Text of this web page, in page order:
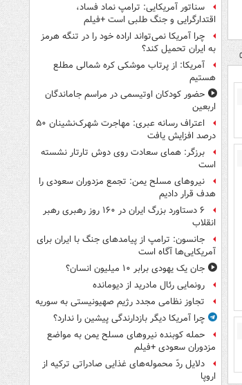
سناتور آمریکایی: ترامپ نماد فساد،
اقتدارگرایی و جنگ طلبی است +فیلم
چرا آمریکا نمی‌تواند اراده خود را در تنگه هرمز
به ایران تحمیل کند؟
آمریکا: از پرتاب موشکی کره شمالی مطلع
هستیم
حضور کودکان اوتیسمی در مراسم جاماندگان
اربعین
اعتراف رسانه عبری: مهاجرت شهرک‌نشینان ۵۰
درصد افزایش یافت
برزگر: همای سعادت روی دوش تارتار نشسته
است
نیروهای مسلح یمن: تجمع مزدوران سعودی را
هدف قرار دادیم
۶ دستاورد بزرگ ایران در ۱۶۰ روز رهبری رهبر
انقلاب
جانسون: ترامپ از پیامدهای جنگ با ایران برای
آمریکایی‌ها آگاه است
جان یک یهودی برابر ۱۰ میلیون انسان؟
رونمایی رئال مادرید از دیومانده
تجاوز نظامی مجدد رژیم صهیونیستی به سوریه
چرا آمریکا دیگر بازدارندگی پیشین را ندارد؟
حمله کوبنده نیروهای مسلح یمن به مواضع
مزدوران سعودی +فیلم
دلایل ردّ محموله‌های غذایی صادراتی ترکیه از
اروپا